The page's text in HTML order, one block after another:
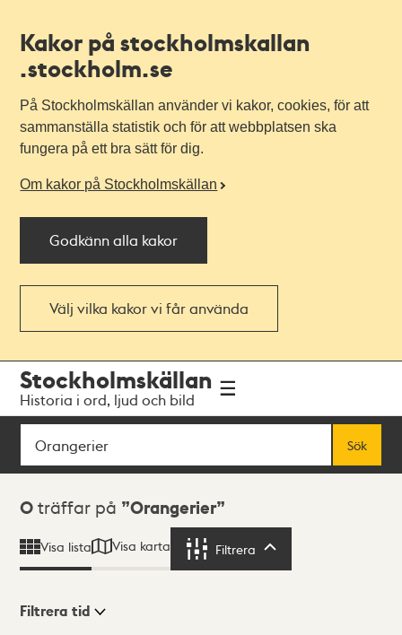
Kakor på stockholmskallan
.stockholm.se
På Stockholmskällan använder vi kakor, cookies, för att
sammanställa statistik och för att webbplatsen ska
fungera på ett bra sätt för dig.
Om kakor på Stockholmskällan
Godkänn alla kakor
Välj vilka kakor vi får använda
navigationen
huvudinnehållet
Stockholmskällan
Historia i ord, ljud och bild
Sök
Sök
Sökresultat
0 träffar på Orangerier
Visa lista Visa karta Filtrera
Filtrera tid